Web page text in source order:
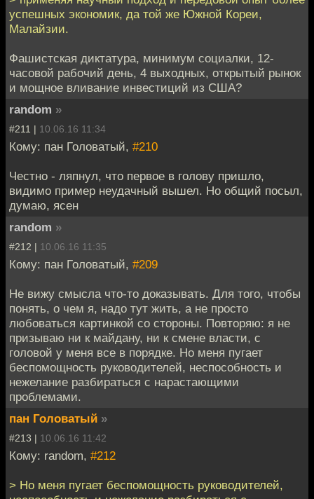
успешных экономик, да той же Южной Кореи,
Малайзии.
Фашистская диктатура, минимум социалки, 12-
часовой рабочий день, 4 выходных, открытый рынок
и мощное вливание инвестиций из США?
random »
#211 | 10.06.16 11:34
Кому: пан Головатый, #210
Честно - ляпнул, что первое в голову пришло,
видимо пример неудачный вышел. Но общий посыл,
думаю, ясен
random »
#212 | 10.06.16 11:35
Кому: пан Головатый, #209
Не вижу смысла что-то доказывать. Для того, чтобы
понять, о чем я, надо тут жить, а не просто
любоваться картинкой со стороны. Повторяю: я не
призываю ни к майдану, ни к смене власти, с
головой у меня все в порядке. Но меня пугает
беспомощность руководителей, неспособность и
нежелание разбираться с нарастающими
проблемами.
пан Головатый »
#213 | 10.06.16 11:42
Кому: random, #212
> Но меня пугает беспомощность руководителей,